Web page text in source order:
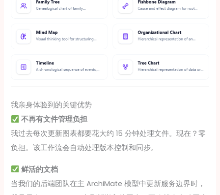
我亲身体验到的关键优势
不再有文件管理负担
我过去每次更新图表都要花大约 15 分钟处理文件。现在？零
负担。该工作流会自动处理版本控制和同步。
鲜活的文档
当我们的后端团队在主 ArchiMate 模型中更新服务边界时，